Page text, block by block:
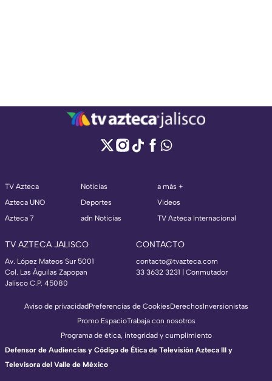
TV Azteca
Azteca UNO
Azteca 7
Noticias
Deportes
adn Noticias
a más +
Videos
TV Azteca Internacional
TV AZTECA JALISCO
Av. López Mateos Sur 5001
Col. Las Águilas Zapopan
Jalisco C.P. 45080
CONTACTO
contacto@tvazteca.com
33 3632 3231 | Conmutador
Aviso de privacidadPreferencias de CookiesDerechosInversionistas
Promo EspacioTrabaja con nosotros
Programa de ética, integridad y cumplimiento
Defensor de Audiencias y Código de Ética de Televisión Azteca III y
Televisora del Valle de México